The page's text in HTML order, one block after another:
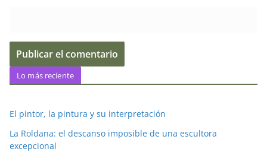
Lo más reciente
El pintor, la pintura y su interpretación
La Roldana: el descanso imposible de una escultora
excepcional